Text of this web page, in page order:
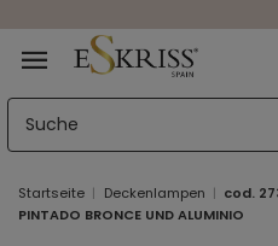
Startseite Deckenlampen
cod.
PINTADO BRONCE UND ALUMINIO